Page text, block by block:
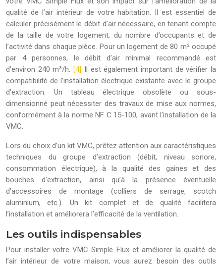
qualité de l’air intérieur de votre habitation. Il est essentiel de
calculer précisément le débit d’air nécessaire, en tenant compte
de la taille de votre logement, du nombre d’occupants et de
l’activité dans chaque pièce. Pour un logement de 80 m² occupé
par 4 personnes, le débit d’air minimal recommandé est
d’environ 240 m³/h. [4] Il est également important de vérifier la
compatibilité de l’installation électrique existante avec le groupe
d’extraction. Un tableau électrique obsolète ou sous-
dimensionné peut nécessiter des travaux de mise aux normes,
conformément à la norme NF C 15-100, avant l’installation de la
VMC.
Lors du choix d’un kit VMC, prêtez attention aux caractéristiques
techniques du groupe d’extraction (débit, niveau sonore,
consommation électrique), à la qualité des gaines et des
bouches d’extraction, ainsi qu’à la présence éventuelle
d’accessoires de montage (colliers de serrage, scotch
aluminium, etc.). Un kit complet et de qualité facilitera
l’installation et améliorera l’efficacité de la ventilation.
Les outils indispensables
Pour installer votre VMC Simple Flux et améliorer la qualité de
l’air intérieur de votre maison, vous aurez besoin des outils